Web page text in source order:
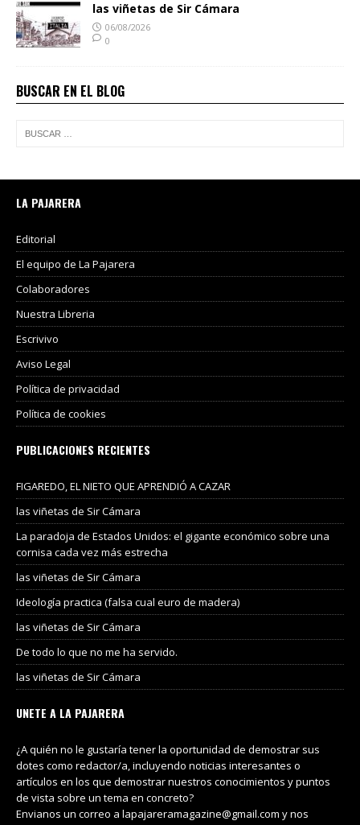
las viñetas de Sir Cámara
06/08/2026
0
BUSCAR EN EL BLOG
LA PAJARERA
Editorial
El equipo de La Pajarera
Colaboradores
Nuestra Libreria
Escrivivo
Aviso Legal
Política de privacidad
Política de cookies
PUBLICACIONES RECIENTES
FIGAREDO, EL NIETO QUE APRENDIÓ A CAZAR
las viñetas de Sir Cámara
La paradoja de Estados Unidos: el gigante económico sobre una
cornisa cada vez más estrecha
las viñetas de Sir Cámara
Ideología practica (falsa cual euro de madera)
las viñetas de Sir Cámara
De todo lo que no me ha servido.
las viñetas de Sir Cámara
UNETE A LA PAJARERA
¿A quién no le gustaría tener la oportunidad de demostrar sus
dotes como redactor/a, incluyendo noticias interesantes o
artículos en los que demostrar nuestros conocimientos y puntos
de vista sobre un tema en concreto?
Envianos un correo a lapajareramagazine@gmail.com y nos